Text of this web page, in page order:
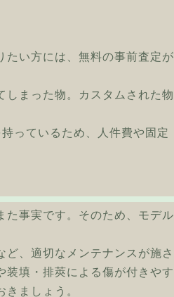
い方には、無料の事前査定が
まった物。カスタムされた物
っているため、人件費や固定
事実です。そのため、モデル
、適切なメンテナンスが施さ
填・排莢による傷が付きやす
ましょう。